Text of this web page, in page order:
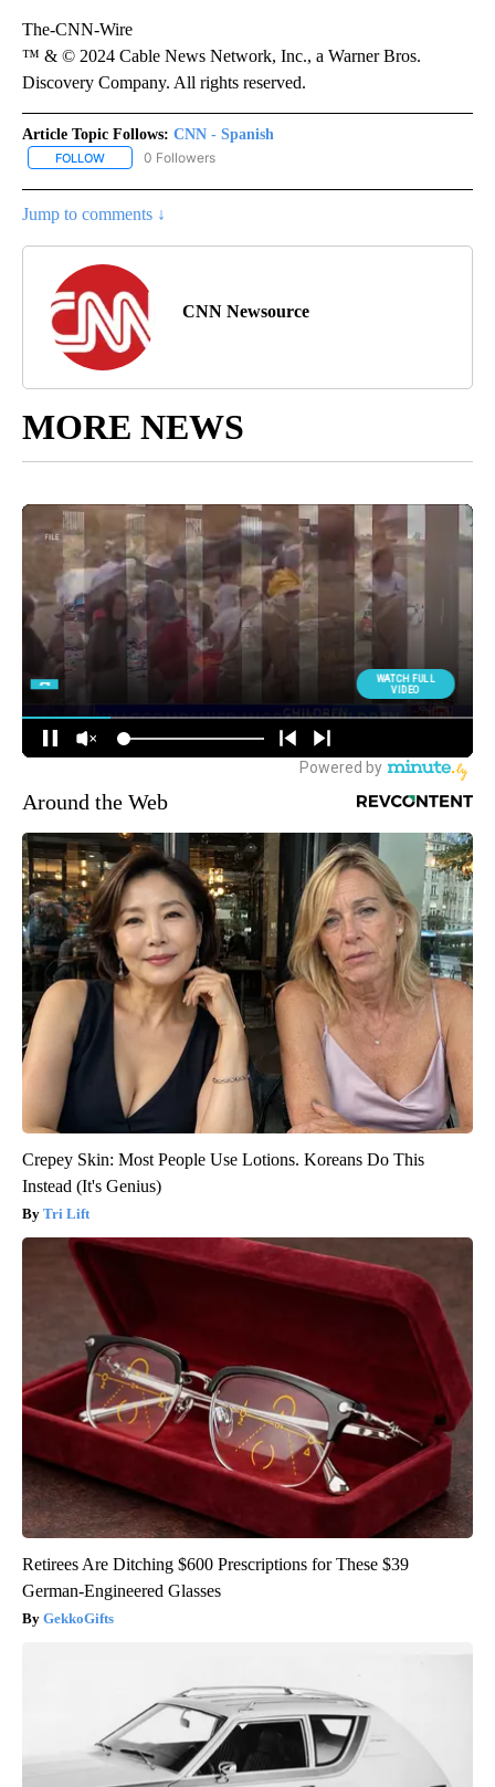
The-CNN-Wire
™ & © 2024 Cable News Network, Inc., a Warner Bros.
Discovery Company. All rights reserved.
Article Topic Follows: CNN - Spanish
FOLLOW FOLLOW "CNN - SPANISH" TO RECEIVE NOTIFICATIONS ABOUT
0 Followers
Jump to comments ↓
CNN Newsource
MORE NEWS
Around the Web
Crepey Skin: Most People Use Lotions. Koreans Do This
Instead (It's Genius)
Tri Lift
Retirees Are Ditching $600 Prescriptions for These $39
German-Engineered Glasses
GekkoGifts